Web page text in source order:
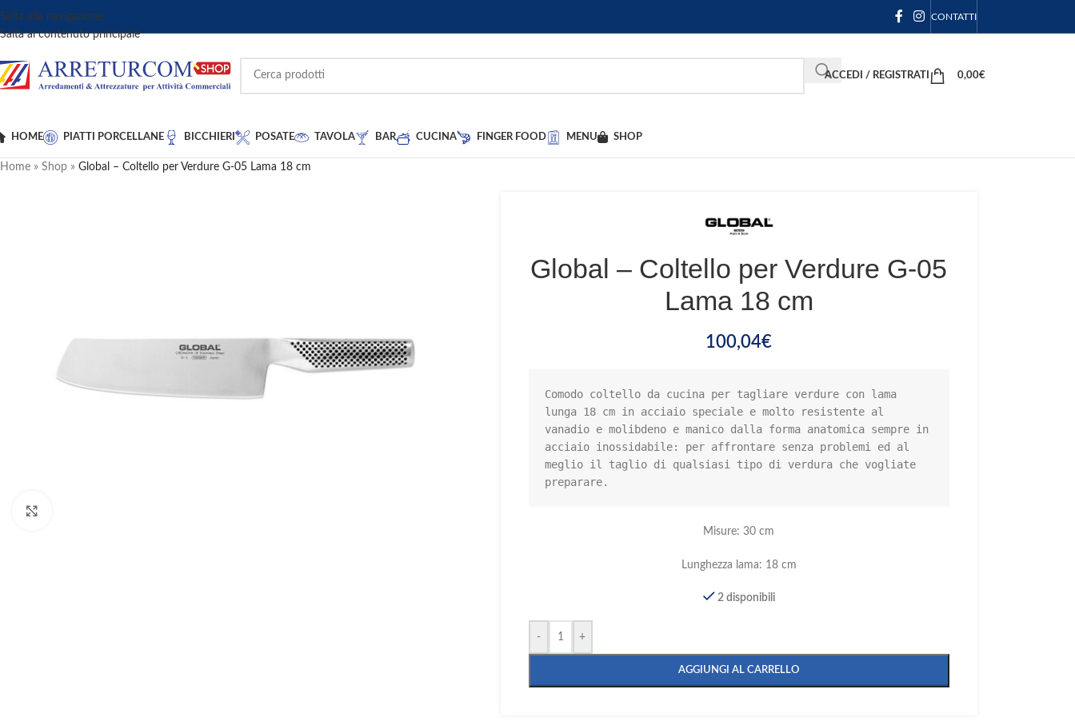
Salta alla navigazione
Salta al contenuto principale
CONTATTI
ACCEDI / REGISTRATI 0,00€
HOME PIATTI PORCELLANE BICCHIERI POSATE TAVOLA BAR CUCINA FINGER FOOD MENU SHOP
Home » Shop » Global – Coltello per Verdure G-05 Lama 18 cm
Global – Coltello per Verdure G-05
Lama 18 cm
100,04€
Comodo coltello da cucina per tagliare verdure con lama
lunga 18 cm in acciaio speciale e molto resistente al
vanadio e molibdeno e manico dalla forma anatomica sempre in
acciaio inossidabile: per affrontare senza problemi ed al
meglio il taglio di qualsiasi tipo di verdura che vogliate
preparare.
Misure: 30 cm
Lunghezza lama: 18 cm
2 disponibili
- +
AGGIUNGI AL CARRELLO